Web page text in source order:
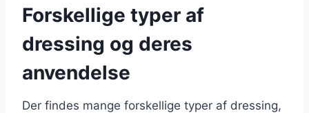
Forskellige typer af
dressing og deres
anvendelse
Der findes mange forskellige typer af dressing,